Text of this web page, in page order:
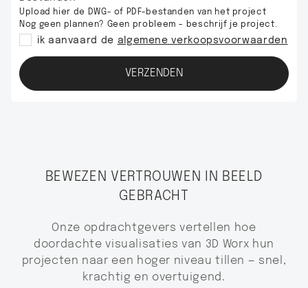
Upload hier de DWG- of PDF-bestanden van het project
Nog geen plannen? Geen probleem - beschrijf je project.
ik aanvaard de algemene verkoopsvoorwaarden
BEWEZEN VERTROUWEN IN BEELD
GEBRACHT
Onze opdrachtgevers vertellen hoe
doordachte visualisaties van 3D Worx hun
projecten naar een hoger niveau tillen — snel,
krachtig en overtuigend.